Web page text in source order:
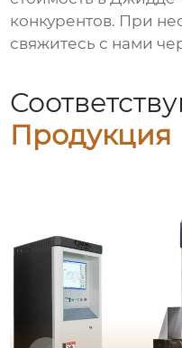
конкурентов. При
свяжитесь с нами
Продукция